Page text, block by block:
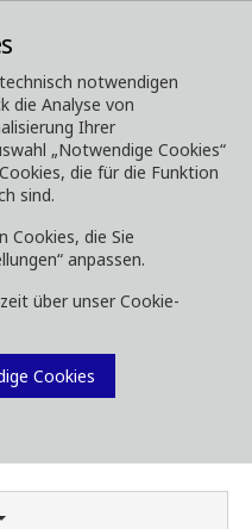
notwendigen
die Analyse von
Ihrer
„Notwendige Cookies“
die für die Funktion
sind.
Cookies, die Sie
anpassen.
über unser Cookie-
Cookies
Videos,
Medien herunter.
Kategorie unten